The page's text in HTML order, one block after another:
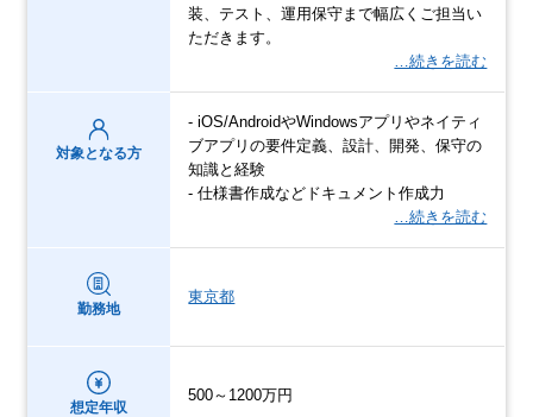
装、テスト、運用保守まで幅広くご担当い
ただきます。
…続きを読む
対象となる方
- iOS/AndroidやWindowsアプリやネイティ
ブアプリの要件定義、設計、開発、保守の
知識と経験
- 仕様書作成などドキュメント作成力
…続きを読む
勤務地
東京都
想定年収
500～1200万円